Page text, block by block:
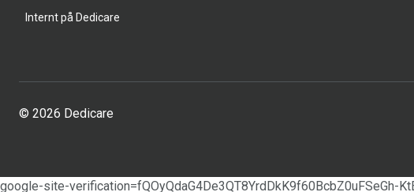
Internt på Dedicare
© 2026 Dedicare
google-site-verification=fQOyQdaG4De3QT8YrdDkK9f60BcbZ0uFSeGh-